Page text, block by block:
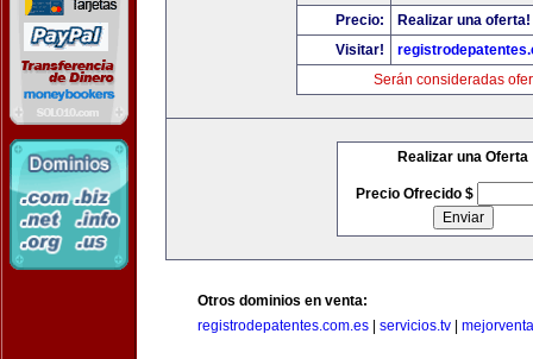
Precio:
Realizar una oferta!
Visitar!
Serán consideradas
Realizar una Oferta
Precio Ofrecido $
Otros dominios en venta:
registrodepatentes.com.es
servicios.tv